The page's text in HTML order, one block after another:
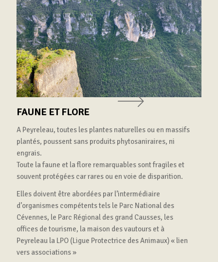
Précédent
Suivant
FAUNE ET FLORE
A Peyreleau, toutes les plantes naturelles ou en massifs
plantés, poussent sans produits phytosaniraires, ni
engrais.
Toute la faune et la flore remarquables sont fragiles et
souvent protégées car rares ou en voie de disparition.
Elles doivent être abordées par l’intermédiaire
d’organismes compétents tels le Parc National des
Cévennes, le Parc Régional des grand Causses, les
offices de tourisme, la maison des vautours et à
Peyreleau la LPO (Ligue Protectrice des Animaux) « lien
vers associations »